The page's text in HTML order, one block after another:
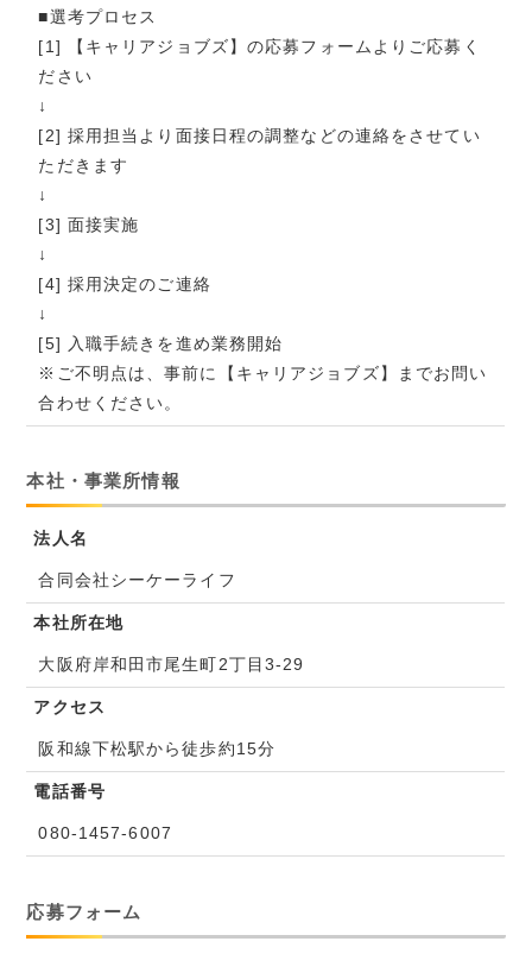
■選考プロセス
[1] 【キャリアジョブズ】の応募フォームよりご応募く
ださい
↓
[2] 採用担当より面接日程の調整などの連絡をさせてい
ただきます
↓
[3] 面接実施
↓
[4] 採用決定のご連絡
↓
[5] 入職手続きを進め業務開始
※ご不明点は、事前に【キャリアジョブズ】までお問い
合わせください。
本社・事業所情報
法人名
合同会社シーケーライフ
本社所在地
大阪府岸和田市尾生町2丁目3-29
アクセス
阪和線下松駅から徒歩約15分
電話番号
080-1457-6007
応募フォーム